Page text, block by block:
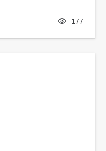
177